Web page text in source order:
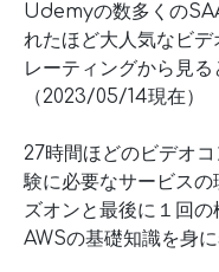
Udemyの数多くの
れたほど大人気なビ
レーティングから見る
（2023/05/14現在）
27時間ほどのビデオ
験に必要なサービス
ズオンと最後に１回
AWSの基礎知識を身